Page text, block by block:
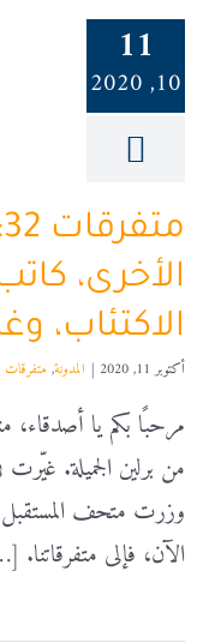
11
10, 2020
الأخرى،
الاكتئاب،
أكتوبر 11, 2020 | المدونة, متفرقات
مرحبًا بكم يا أصدقاء،
من برلين الجميلة.
وزرت متحف المستقبل
الآن، فإلى متفرقاتنا.